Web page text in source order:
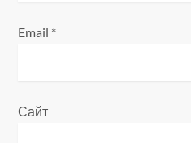
Email *
Сайт